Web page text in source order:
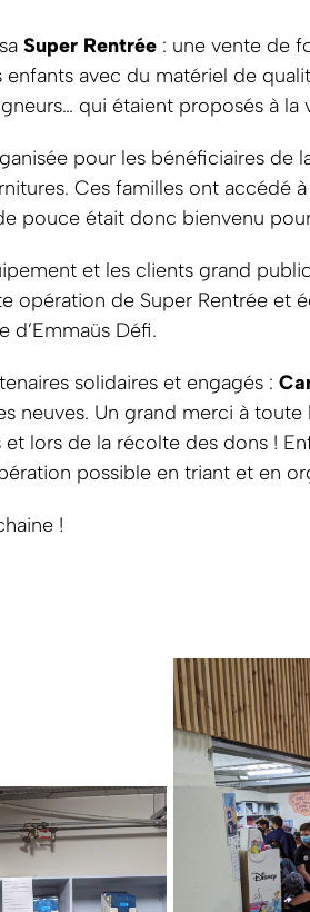
Super Rentrée : une vente de
avec du matériel de
qui étaient proposés à
pour les bénéficiaires de
Ces familles ont accédé
pouce était donc bienvenu
et les clients grand
opération de Super Rentrée et
d’Emmaüs Défi.
solidaires et engagés :
neuves. Un grand merci à toute
lors de la récolte des dons !
possible en triant et en
!